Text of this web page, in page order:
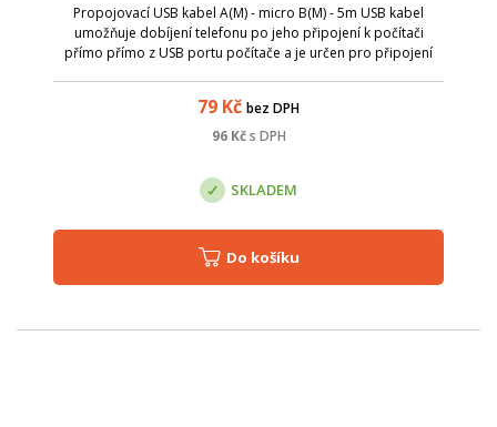
Propojovací USB kabel A(M) - micro B(M) - 5m USB kabel
umožňuje dobíjení telefonu po jeho připojení k počítači
přímo přímo z USB portu počítače a je určen pro připojení
79 Kč bez DPH
96Kč s DPH
SKLADEM
Do košíku